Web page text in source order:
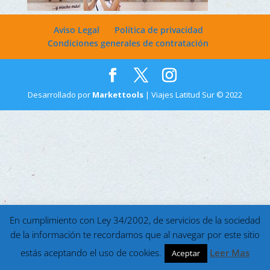
Aviso Legal
Política de privacidad
Condiciones generales de contratación
Desarrollado por Markettools | Viajes Latitud Sur © 2022
En cumplimiento con Ley 34/2002, de servicios de la sociedad
de la información te recordamos que al navegar por este sitio
estás aceptando el uso de cookies.
Aceptar Leer Mas